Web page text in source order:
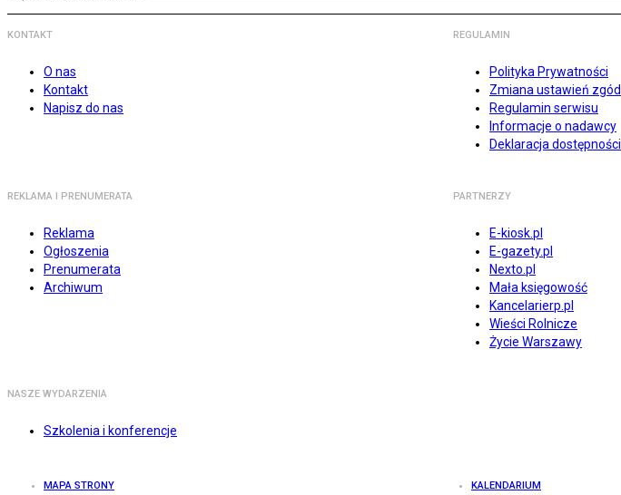
KONTAKT
O nas
Kontakt
Napisz do nas
REGULAMIN
Polityka Prywatności
Zmiana ustawień zgód
Regulamin serwisu
Informacje o nadawcy
Deklaracja dostępności
REKLAMA I PRENUMERATA
Reklama
Ogłoszenia
Prenumerata
Archiwum
PARTNERZY
E-kiosk.pl
E-gazety.pl
Nexto.pl
Mała księgowość
Kancelarierp.pl
Wieści Rolnicze
Życie Warszawy
NASZE WYDARZENIA
Szkolenia i konferencje
MAPA STRONY KALENDARIUM